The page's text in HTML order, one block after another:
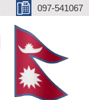
097-541067